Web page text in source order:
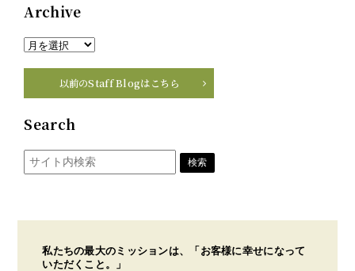
Archive
以前のStaff Blogはこちら
Search
私たちの最大のミッションは、「お客様に幸せになって
いただくこと。」